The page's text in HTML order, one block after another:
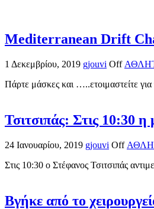
Mediterranean Drift
1 Δεκεμβρίου, 2019 gjouvi Off
Πάρτε μάσκες και …..ετοιμαστείτε
Τσιτσιπάς: Στις 10:30
24 Ιανουαρίου, 2019 gjouvi Off
Στις 10:30 ο Στέφανος Τσιτσιπάς
Βγήκε από το